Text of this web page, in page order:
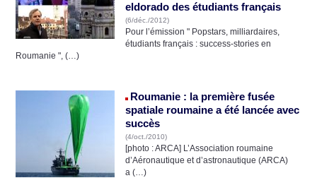
eldorado des étudiants français
(6/déc./2012)
Pour l’émission " Popstars, milliardaires,
étudiants français : success-stories en
Roumanie ", (…)
Roumanie : la première fusée
spatiale roumaine a été lancée avec
succès
(4/oct./2010)
[photo : ARCA] L’Association roumaine
d’Aéronautique et d’astronautique (ARCA)
a (…)